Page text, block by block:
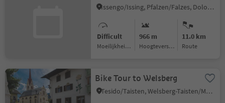
Issengo/Issing, Pfalzen/Falzes, Dolomites Region Kronplatz/Plan de Corones
Difficult
Moeilijkheidsgraad
966 m
Hoogteverschil
11.0 km
Route
Bike Tour to Welsberg
Tesido/Taisten, Welsberg-Taisten/Monguelfo-Tesido